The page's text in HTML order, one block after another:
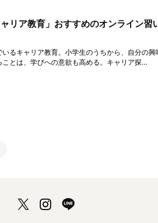
リア教育」おすすめのオンライン習
るキャリア教育。小学生のうちから、自分の興
とは、学びへの意欲も高める。キャリア探…